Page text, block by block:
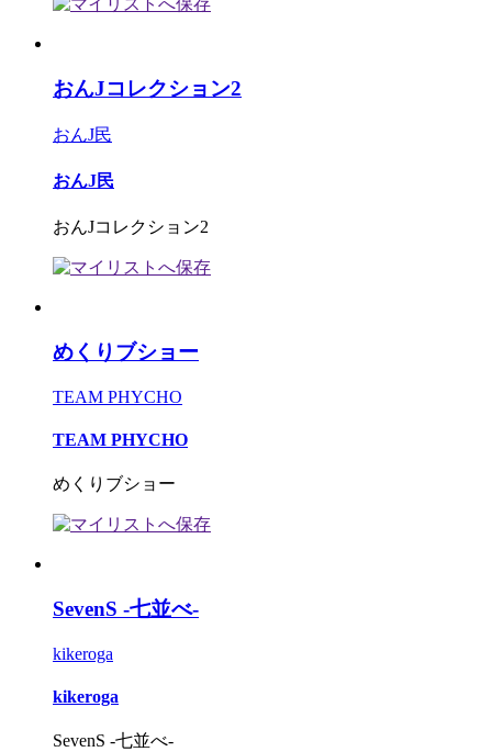
おんJコレクション2
おんJ民
おんJ民
おんJコレクション2
めくりブショー
TEAM PHYCHO
TEAM PHYCHO
めくりブショー
SevenS -七並べ-
kikeroga
kikeroga
SevenS -七並べ-